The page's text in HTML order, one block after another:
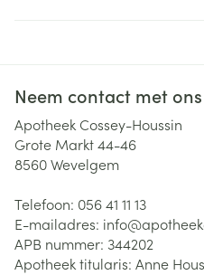
Neem contact met
Apotheek Cossey-Houssin
Grote Markt 44-46
8560Wevelgem
Telefoon: 056 41 11 13
E-mailadres: info@
APB nummer: 344202
Apotheek titularis: Anne